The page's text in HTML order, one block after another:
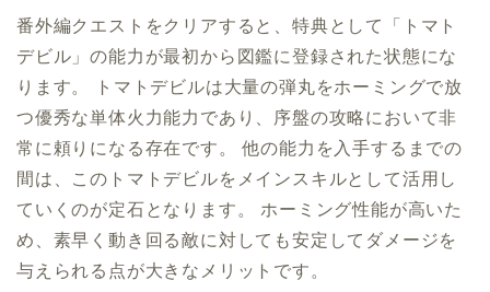
番外編クエストをクリアすると、特典として「トマト
デビル」の能力が最初から図鑑に登録された状態にな
ります。 トマトデビルは大量の弾丸をホーミングで放
つ優秀な単体火力能力であり、序盤の攻略において非
常に頼りになる存在です。 他の能力を入手するまでの
間は、このトマトデビルをメインスキルとして活用し
ていくのが定石となります。 ホーミング性能が高いた
め、素早く動き回る敵に対しても安定してダメージを
与えられる点が大きなメリットです。